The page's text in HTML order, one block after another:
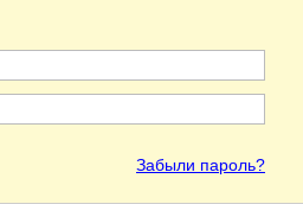
Забыли пароль?